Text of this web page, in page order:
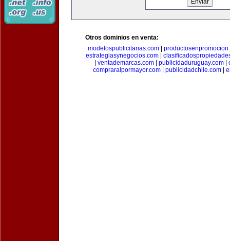
Otros dominios en venta:
modelospublicitarias.com
estrategiasynegocios.com|
ventademarcas.com publicidaduruguay.com
compraralpormayor.com| publicidadchile.com|